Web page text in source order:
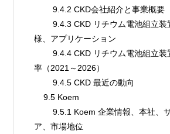
        9.4.2 CKD会社紹介と事業概要
        9.4.3 CKD リチウム電池組立装置モデル、仕
様、アプリケーション
        9.4.4 CKD リチウム電池組立装置売上と粗利益
率（2021～2026）
        9.4.5 CKD 最近の動向
    9.5 Koem
        9.5.1 Koem 企業情報、本社、サービスエリ
ア、市場地位